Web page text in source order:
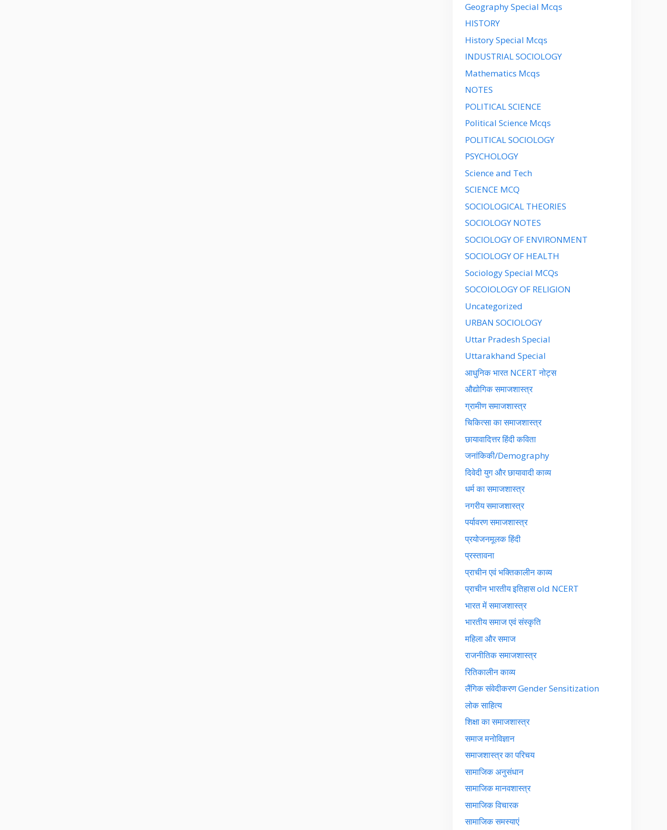
Geography Special Mcqs
HISTORY
History Special Mcqs
INDUSTRIAL SOCIOLOGY
Mathematics Mcqs
NOTES
POLITICAL SCIENCE
Political Science Mcqs
POLITICAL SOCIOLOGY
PSYCHOLOGY
Science and Tech
SCIENCE MCQ
SOCIOLOGICAL THEORIES
SOCIOLOGY NOTES
SOCIOLOGY OF ENVIRONMENT
SOCIOLOGY OF HEALTH
Sociology Special MCQs
SOCOIOLOGY OF RELIGION
Uncategorized
URBAN SOCIOLOGY
Uttar Pradesh Special
Uttarakhand Special
आधुनिक भारत NCERT नोट्स
औद्योगिक समाजशास्त्र
ग्रामीण समाजशास्त्र
चिकित्सा का समाजशास्त्र
छायावादित्तर हिंदी कविता
जनांकिकी/Demography
दिवेदी युग और छायावादी काव्य
धर्म का समाजशास्त्र
नगरीय समाजशास्त्र
पर्यावरण समाजशास्त्र
प्रयोजनमूलक हिंदी
प्रस्तावना
प्राचीन एवं भक्तिकालीन काव्य
प्राचीन भारतीय इतिहास old NCERT
भारत में समाजशास्त्र
भारतीय समाज एवं संस्कृति
महिला और समाज
राजनीतिक समाजशास्त्र
रितिकालीन काव्य
लैंगिक संवेदीकरण Gender Sensitization
लोक साहित्य
शिक्षा का समाजशास्त्र
समाज मनोविज्ञान
समाजशास्त्र का परिचय
सामाजिक अनुसंधान
सामाजिक मानवशास्त्र
सामाजिक विचारक
सामाजिक समस्याएं